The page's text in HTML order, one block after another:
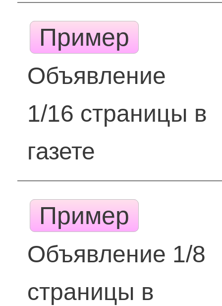
Пример
Объявление
1/16 страницы в
газете
Пример
Объявление 1/8
страницы в